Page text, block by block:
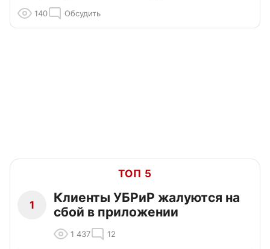
140 Обсудить
ТОП 5
1
Клиенты УБРиР жалуются на
сбой в приложении
1 437 12